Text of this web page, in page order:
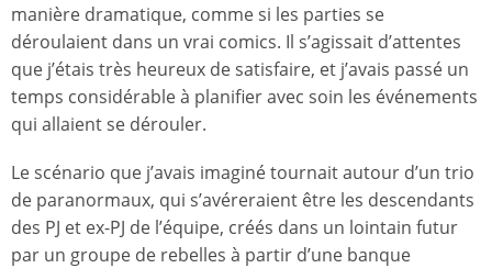
manière dramatique, comme si les parties se
déroulaient dans un vrai comics. Il s’agissait d’attentes
que j’étais très heureux de satisfaire, et j’avais passé un
temps considérable à planifier avec soin les événements
qui allaient se dérouler.
Le scénario que j’avais imaginé tournait autour d’un trio
de paranormaux, qui s’avéreraient être les descendants
des PJ et ex-PJ de l’équipe, créés dans un lointain futur
par un groupe de rebelles à partir d’une banque